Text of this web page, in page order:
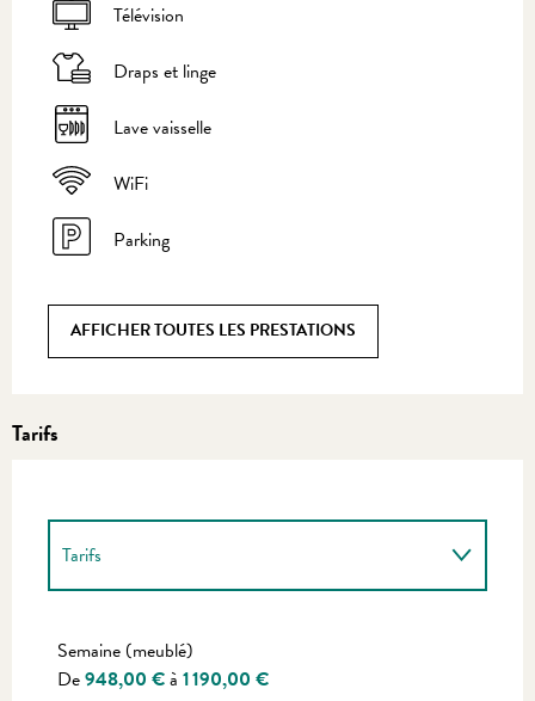
Télévision
Draps et linge
Lave vaisselle
WiFi
Parking
AFFICHER TOUTES LES PRESTATIONS
Tarifs
Tarifs
Semaine (meublé)
De948,00 €à 1 190,00 €